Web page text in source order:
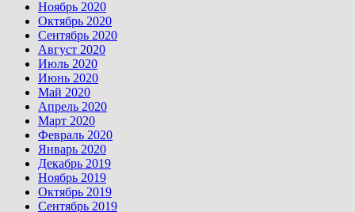
Ноябрь 2020
Октябрь 2020
Сентябрь 2020
Август 2020
Июль 2020
Июнь 2020
Май 2020
Апрель 2020
Март 2020
Февраль 2020
Январь 2020
Декабрь 2019
Ноябрь 2019
Октябрь 2019
Сентябрь 2019